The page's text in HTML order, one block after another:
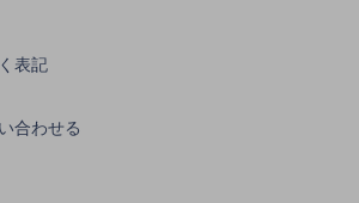
表記
合わせる